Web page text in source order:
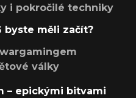
i pokročilé techniky
byste měli začít?
války
– epickými bitvami